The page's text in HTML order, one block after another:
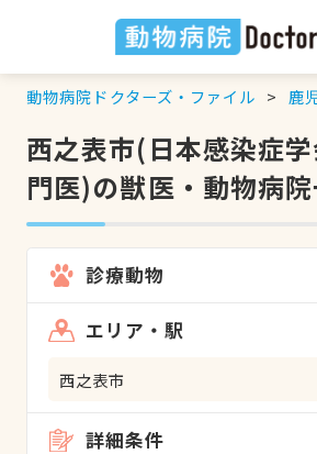
動物病院ドクターズ・ファイル 鹿
西之表市(日本感染症
門医)の獣医・動物病
診療動物
エリア・駅
西之表市
詳細条件